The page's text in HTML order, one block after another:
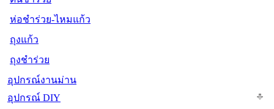
ห่อชำร่วย-ไหมแก้ว
ถุงแก้ว
ถุงชำร่วย
อุปกรณ์งานม่าน
อุปกรณ์ DIY